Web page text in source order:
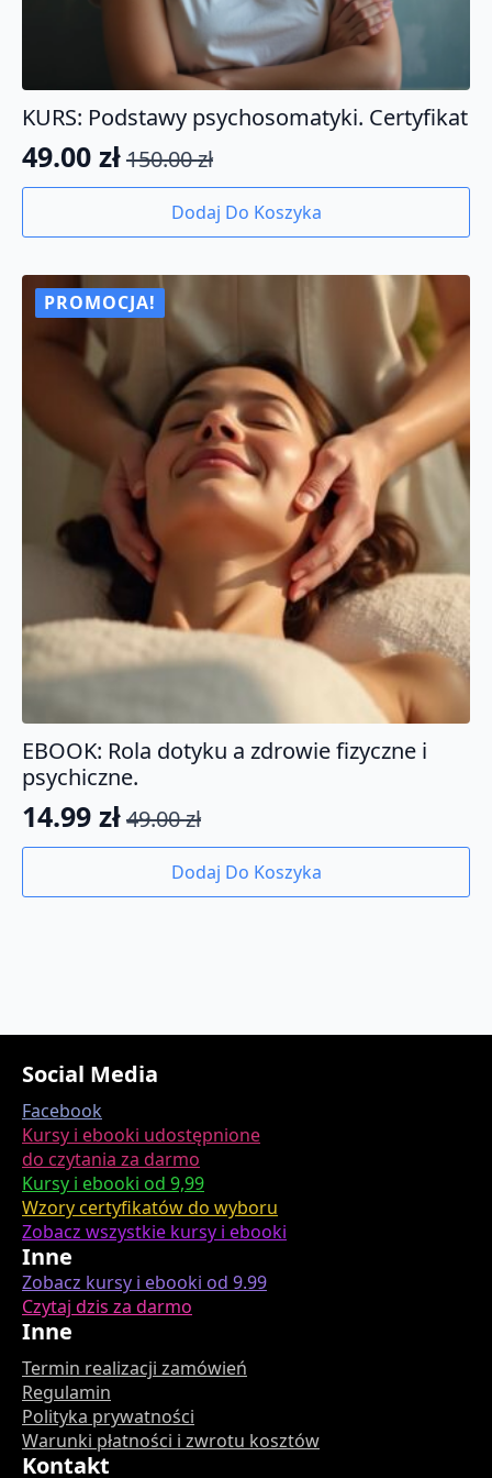
KURS: Podstawy psychosomatyki. Certyfikat
150.00zł
Pierwotna
wynosiła:
150.00 zł.
49.00 zł
Aktualna
wynosi:
49.00 zł.
Dodaj Do Koszyka
PROMOCJA!
EBOOK: Rola dotyku a zdrowie fizyczne i
psychiczne.
49.00zł
Pierwotna
wynosiła:
14.99 zł
Aktualna
wynosi:
Dodaj Do Koszyka
Social Media
Facebook
Kursy i ebooki udostępnione
do czytania za darmo
Kursy i ebooki od 9,99
Wzory certyfikatów do wyboru
Zobacz wszystkie kursy i ebooki
Inne
Zobacz kursy i ebooki od 9.99
Czytaj dzis za darmo
Inne
Termin realizacji zamówień
Regulamin
Polityka prywatności
Warunki płatności i zwrotu kosztów
Kontakt